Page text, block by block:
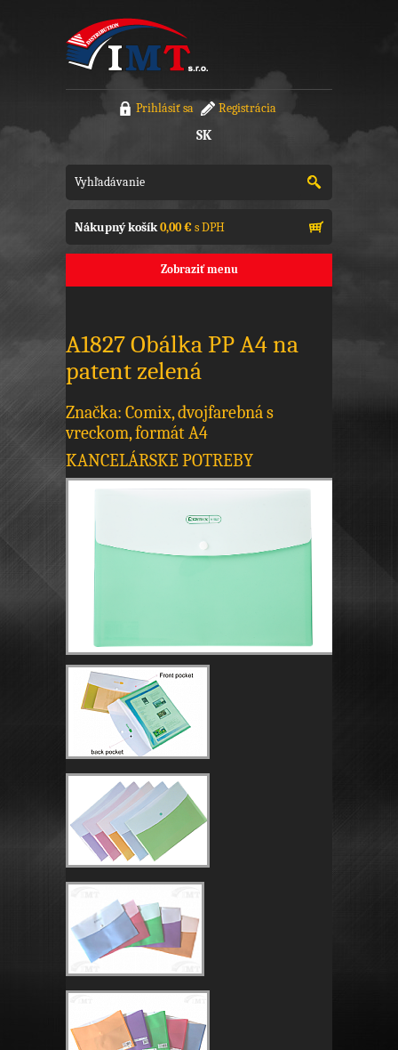
Prihlásiť sa Registrácia
SK
Nákupný košík0,00 €s DPH
Zobraziť menu
A1827 Obálka PP A4 na
patent zelená
Značka: Comix, dvojfarebná s
vreckom, formát A4
KANCELÁRSKE POTREBY